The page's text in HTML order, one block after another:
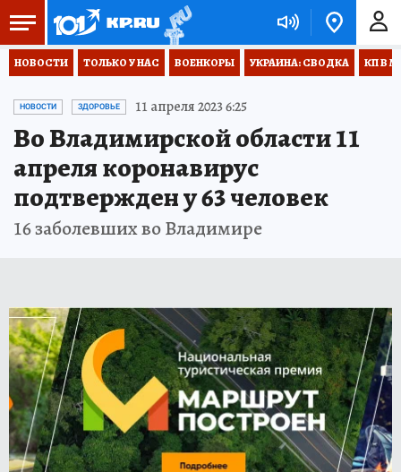
НОВОСТИ ТОЛЬКО У НАС ВОЕНКОРЫ УКРАИНА: СВОДКА КП В
НОВОСТИ ЗДОРОВЬЕ 11 апреля 2023 6:25
Во Владимирской области 11
апреля коронавирус
подтвержден у 63 человек
16 заболевших во Владимире